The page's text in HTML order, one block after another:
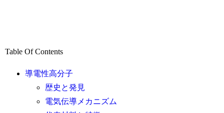
Table Of Contents
導電性高分子
歴史と発見
電気伝導メカニズム